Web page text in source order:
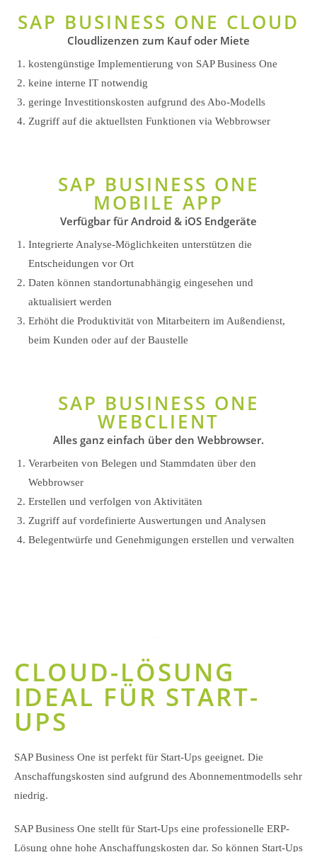
SAP BUSINESS ONE CLOUD
Cloudlizenzen zum Kauf oder Miete
kostengünstige Implementierung von SAP Business One
keine interne IT notwendig
geringe Investitionskosten aufgrund des Abo-Modells
Zugriff auf die aktuellsten Funktionen via Webbrowser
SAP BUSINESS ONE
MOBILE APP
Verfügbar für Android & iOS Endgeräte
Integrierte Analyse-Möglichkeiten unterstützen die
Entscheidungen vor Ort
Daten können standortunabhängig eingesehen und
aktualisiert werden
Erhöht die Produktivität von Mitarbeitern im Außendienst,
beim Kunden oder auf der Baustelle
SAP BUSINESS ONE
WEBCLIENT
Alles ganz einfach über den Webbrowser.
Verarbeiten von Belegen und Stammdaten über den
Webbrowser
Erstellen und verfolgen von Aktivitäten
Zugriff auf vordefinierte Auswertungen und Analysen
Belegentwürfe und Genehmigungen erstellen und verwalten
Inhalt entsperren
Erforderlichen Service akzeptieren
CLOUD-LÖSUNG
IDEAL FÜR START-
UPS
SAP Business One ist perfekt für Start-Ups geeignet. Die
Anschaffungskosten sind aufgrund des Abonnementmodells sehr
niedrig.
SAP Business One stellt für Start-Ups eine professionelle ERP-
Lösung ohne hohe Anschaffungskosten dar. So können Start-Ups